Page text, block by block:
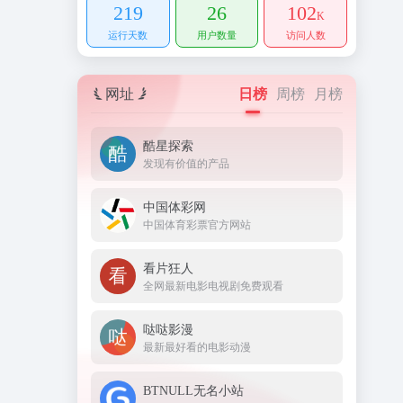
219
运行天数
26
用户数量
102K
访问人数
网址 日榜 周榜 月榜
酷星探索
发现有价值的产品
中国体彩网
中国体育彩票官方网站
看片狂人
全网最新电影电视剧免费观看
哒哒影漫
最新最好看的电影动漫
BTNULL无名小站